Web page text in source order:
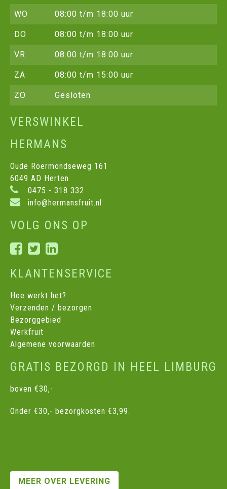
WO 08:00 t/m 18:00 uur
DO 08:00 t/m 18:00 uur
VR 08:00 t/m 18:00 uur
ZA 08:00 t/m 15:00 uur
ZO Gesloten
VERSWINKEL
HERMANS
Oude Roermondseweg 161
6049 AD Herten
0475 - 318 332
info@hermansfruit.nl
VOLG ONS OP
KLANTENSERVICE
Hoe werkt het?
Verzenden / bezorgen
Bezorggebied
Werkfruit
Algemene voorwaarden
GRATIS BEZORGD IN HEEL LIMBURG
boven €30,-
Onder €30,- bezorgkosten €3,99.
MEER OVER LEVERING